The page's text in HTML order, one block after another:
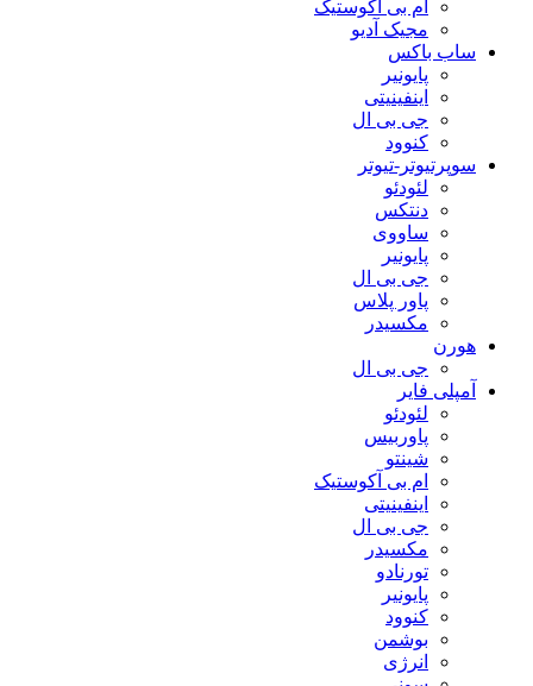
ام بی آکوستیک
مجیک آدیو
ساب باکس
پایونیر
اینفینیتی
جی بی ال
کنوود
سوپرتیوتر-تیوتر
لئودئو
دنتکس
ساووی
پایونیر
جی بی ال
پاور پلاس
مکسیدر
هورن
جی بی ال
آمپلی فایر
لئودئو
پاوربیس
شینتو
ام بی آکوستیک
اینفینیتی
جی بی ال
مکسیدر
تورنادو
پایونیر
کنوود
بوشمن
انرژی